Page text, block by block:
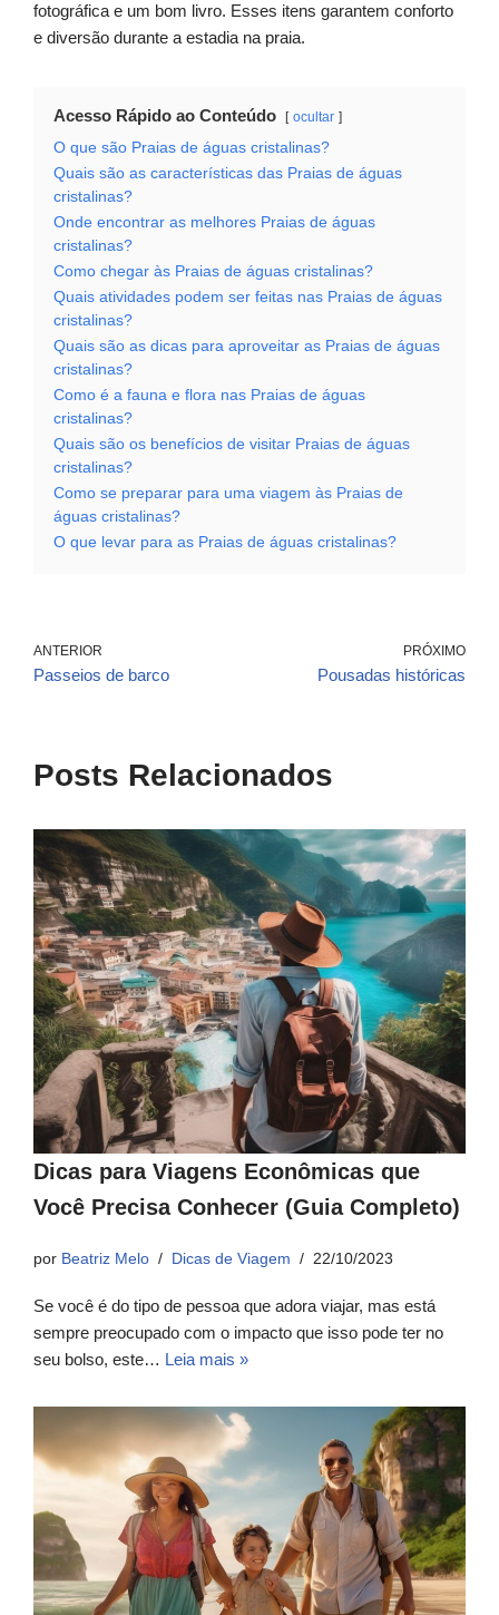
fotográfica e um bom livro. Esses itens garantem conforto
e diversão durante a estadia na praia.
Acesso Rápido ao Conteúdo ocultar
O que são Praias de águas cristalinas?
Quais são as características das Praias de águas
cristalinas?
Onde encontrar as melhores Praias de águas
cristalinas?
Como chegar às Praias de águas cristalinas?
Quais atividades podem ser feitas nas Praias de águas
cristalinas?
Quais são as dicas para aproveitar as Praias de águas
cristalinas?
Como é a fauna e flora nas Praias de águas
cristalinas?
Quais são os benefícios de visitar Praias de águas
cristalinas?
Como se preparar para uma viagem às Praias de
águas cristalinas?
O que levar para as Praias de águas cristalinas?
ANTERIOR
Passeios de barco
PRÓXIMO
Pousadas históricas
Posts Relacionados
Dicas para Viagens Econômicas que
Você Precisa Conhecer (Guia Completo)
por Beatriz Melo Dicas de Viagem 22/10/2023
Se você é do tipo de pessoa que adora viajar, mas está
sempre preocupado com o impacto que isso pode ter no
seu bolso, este… Leia mais »